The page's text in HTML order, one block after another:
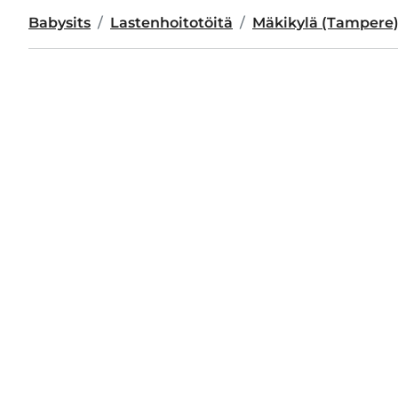
Babysits Lastenhoitotöitä Mäkikylä (Tampere)